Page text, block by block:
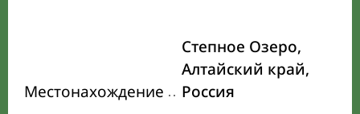
Местонахождение
Степное Озеро,
Алтайский край,
Россия